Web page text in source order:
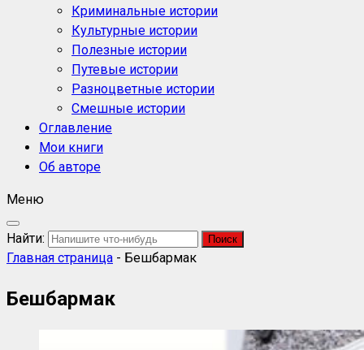
Криминальные истории
Культурные истории
Полезные истории
Путевые истории
Разноцветные истории
Смешные истории
Оглавление
Мои книги
Об авторе
Меню
Найти:
Главная страница - Бешбармак
Бешбармак